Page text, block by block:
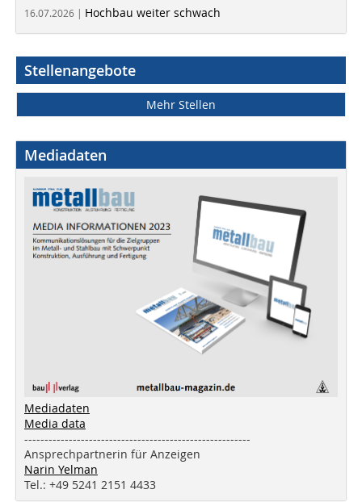
16.07.2026 | Hochbau weiter schwach
Stellenangebote
Mehr Stellen
Mediadaten
Mediadaten
Media data
--------------------------------------------------------
Ansprechpartnerin für Anzeigen
Narin Yelman
Tel.: +49 5241 2151 4433